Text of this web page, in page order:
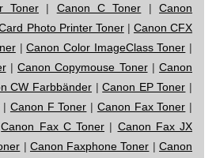
Toner | Canon C Toner |Canon
Photo Printer Toner| Canon CFX
|Canon Color ImageClass Toner |
| Canon Copymouse Toner| Canon
CW Farbbänder |Canon EP Toner |
| Canon F Toner | Canon Fax Toner |
Canon Fax C Toner | Canon Fax JX
| Canon Faxphone Toner |Canon